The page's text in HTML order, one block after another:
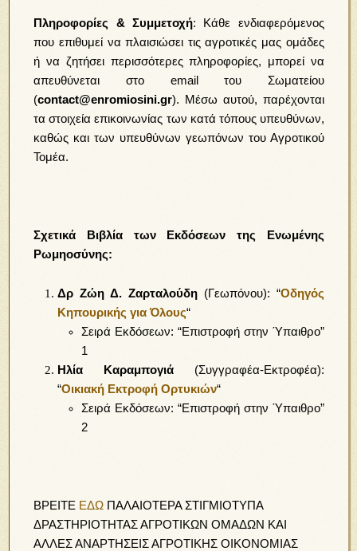
Πληροφορίες & Συμμετοχή: Κάθε ενδιαφερόμενος
που επιθυμεί να πλαισιώσει τις αγροτικές μας ομάδες
ή να ζητήσει περισσότερες πληροφορίες, μπορεί να
απευθύνεται στο email του Σωματείου
(contact@enromiosini.gr). Μέσω αυτού, παρέχονται
τα στοιχεία επικοινωνίας των κατά τόπους υπευθύνων,
καθώς και των υπευθύνων γεωπόνων του Αγροτικού
Τομέα.
Σχετικά Βιβλία των Εκδόσεων της Ενωμένης
Ρωμηοσύνης:
Δρ Ζώη Δ. Ζαρταλούδη(Γεωπόνου): “Οδηγός
Κηπουρικής για Όλους“
Σειρά Εκδόσεων: “Επιστροφή στην Ύπαιθρο”
1
Ηλία Καραμπογιά (Συγγραφέα-Εκτροφέα):
“Οικιακή Εκτροφή Ορτυκιών“
Σειρά Εκδόσεων: “Επιστροφή στην Ύπαιθρο”
2
ΒΡΕΙΤΕ ΕΔΩ ΠΑΛΑΙΟΤΕΡΑ ΣΤΙΓΜΙΟΤΥΠΑ
ΔΡΑΣΤΗΡΙΟΤΗΤΑΣ ΑΓΡΟΤΙΚΩΝ ΟΜΑΔΩΝ ΚΑΙ
ΑΛΛΕΣ ΑΝΑΡΤΗΣΕΙΣ ΑΓΡΟΤΙΚΗΣ ΟΙΚΟΝΟΜΙΑΣ